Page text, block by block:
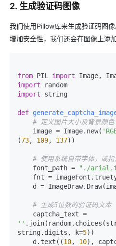
2. 生成验证码图像
我们使用Pillow库来生成验证码图
增加安全性，我们还会在图像上添
from PIL import
import
import string
def
# 定义图片大小及背景颜色
    image = Image.new(
(73, 109, 137))
# 使用系统自带字体，或
    font_path =
"./
fnt =
# 生成5位数的验证码文本
''
string.digits, k=5))
    d.text((
10, 10),